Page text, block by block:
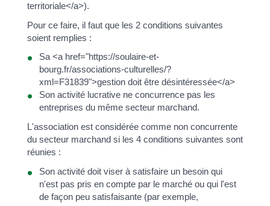
territoriale</a>).
Pour ce faire, il faut que les 2 conditions suivantes
soient remplies :
Sa <a href="https://soulaire-et-
bourg.fr/associations-culturelles/?
xml=F31839">gestion doit être désintéressée</a>
Son activité lucrative ne concurrence pas les
entreprises du même secteur marchand.
L'association est considérée comme non concurrente
du secteur marchand si les 4 conditions suivantes sont
réunies :
Son activité doit viser à satisfaire un besoin qui
n'est pas pris en compte par le marché ou qui l'est
de façon peu satisfaisante (par exemple,